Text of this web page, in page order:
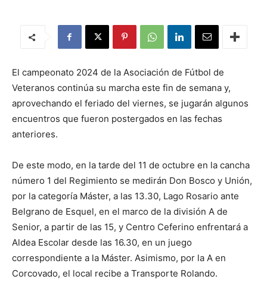
El campeonato 2024 de la Asociación de Fútbol de
Veteranos continúa su marcha este fin de semana y,
aprovechando el feriado del viernes, se jugarán algunos
encuentros que fueron postergados en las fechas
anteriores.
De este modo, en la tarde del 11 de octubre en la cancha
número 1 del Regimiento se medirán Don Bosco y Unión,
por la categoría Máster, a las 13.30, Lago Rosario ante
Belgrano de Esquel, en el marco de la división A de
Senior, a partir de las 15, y Centro Ceferino enfrentará a
Aldea Escolar desde las 16.30, en un juego
correspondiente a la Máster. Asimismo, por la A en
Corcovado, el local recibe a Transporte Rolando.